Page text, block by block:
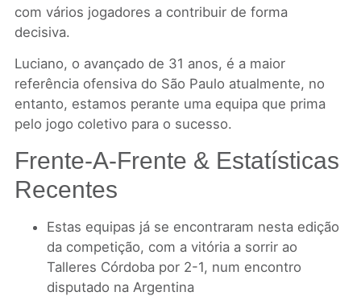
com vários jogadores a contribuir de forma
decisiva.
Luciano, o avançado de 31 anos, é a maior
referência ofensiva do São Paulo atualmente, no
entanto, estamos perante uma equipa que prima
pelo jogo coletivo para o sucesso.
Frente-A-Frente & Estatísticas
Recentes
Estas equipas já se encontraram nesta edição
da competição, com a vitória a sorrir ao
Talleres Córdoba por 2-1, num encontro
disputado na Argentina